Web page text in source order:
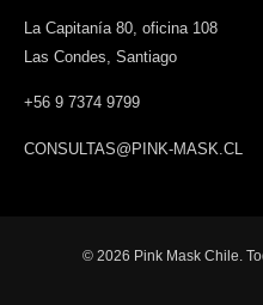
La Capitanía 80, oficina 108
Las Condes, Santiago
+56 9 7374 9799
CONSULTAS@PINK-MASK.CL
© 2026 Pink Mask Chile.